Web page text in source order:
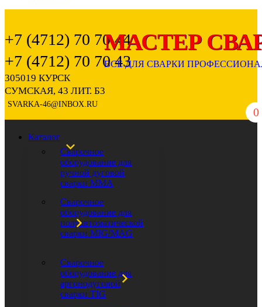
+7 (4712) 70 70 44
+7 (4712) 70 70 43
305019 КУРСК
СУМСКАЯ, 43 ЛИТ. Б3
SVARKA-46@INBOX.RU
0
Каталог
Сварочное
оборудование для
ручной дуговой
сварки ММА
Сварочное
оборудование для
полуавтоматической
сварки MIG/MAG
Сварочное
оборудование для
аргонодуговой
сварки TIG